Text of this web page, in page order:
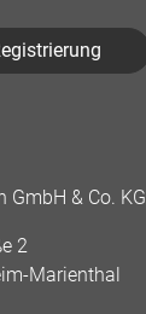
GmbH & Co. KG
2
Marienthal